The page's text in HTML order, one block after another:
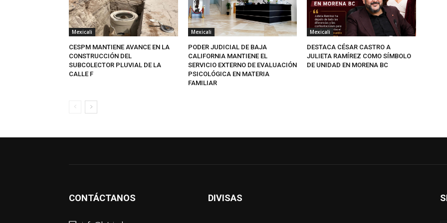
Mexicali
CESPM MANTIENE AVANCE EN LA
CONSTRUCCIÓN DEL
SUBCOLECTOR PLUVIAL DE LA
CALLE F
Mexicali
PODER JUDICIAL DE BAJA
CALIFORNIA MANTIENE EL
SERVICIO EXTERNO DE EVALUACIÓN
PSICOLÓGICA EN MATERIA
FAMILIAR
Mexicali
DESTACA CÉSAR CASTRO A
JULIETA RAMÍREZ COMO SÍMBOLO
DE UNIDAD EN MORENA BC
CONTÁCTANOS DIVISAS